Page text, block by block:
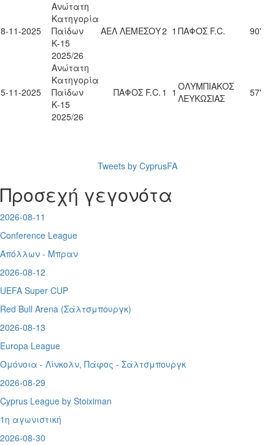
11-2025
Ανώτατη
Κατηγορία
Παίδων
Κ-15
2025/26
ΑΕΛ ΛΕΜΕΣΟΥ2 1 ΠΑΦΟΣ F.C. 90'
11-2025
Ανώτατη
Κατηγορία
Παίδων
Κ-15
2025/26
ΠΑΦΟΣ F.C. 1 1 ΟΛΥΜΠΙΑΚΟΣ
ΛΕΥΚΩΣΙΑΣ
57'
Tweets by CyprusFA
Προσεχή γεγονότα
2026-08-11
Conference League
Απόλλων - Μπραν
2026-08-12
UEFA Super CUP
Red Bull Arena (Σάλτσμπουργκ)
2026-08-13
Europa League
Ομόνοια - Λίνκολν, Πάφος - Σάλτσμπουργκ
2026-08-29
Cyprus League by Stoiximan
1η αγωνιστική
2026-08-30